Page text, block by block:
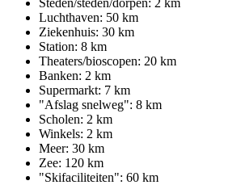
Steden/steden/dorpen: 2 km
Luchthaven: 50 km
Ziekenhuis: 30 km
Station: 8 km
Theaters/bioscopen: 20 km
Banken: 2 km
Supermarkt: 7 km
"Afslag snelweg": 8 km
Scholen: 2 km
Winkels: 2 km
Meer: 30 km
Zee: 120 km
"Skifaciliteiten": 60 km